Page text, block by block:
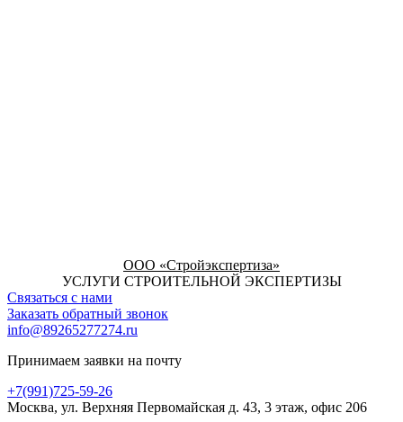
ООО «Стройэкспертиза»
УСЛУГИ СТРОИТЕЛЬНОЙ ЭКСПЕРТИЗЫ
Связаться с нами
Заказать обратный звонок
info@89265277274.ru
Принимаем заявки на почту
+7(991)725-59-26
Москва, ул. Верхняя Первомайская д. 43, 3 этаж, офис 206